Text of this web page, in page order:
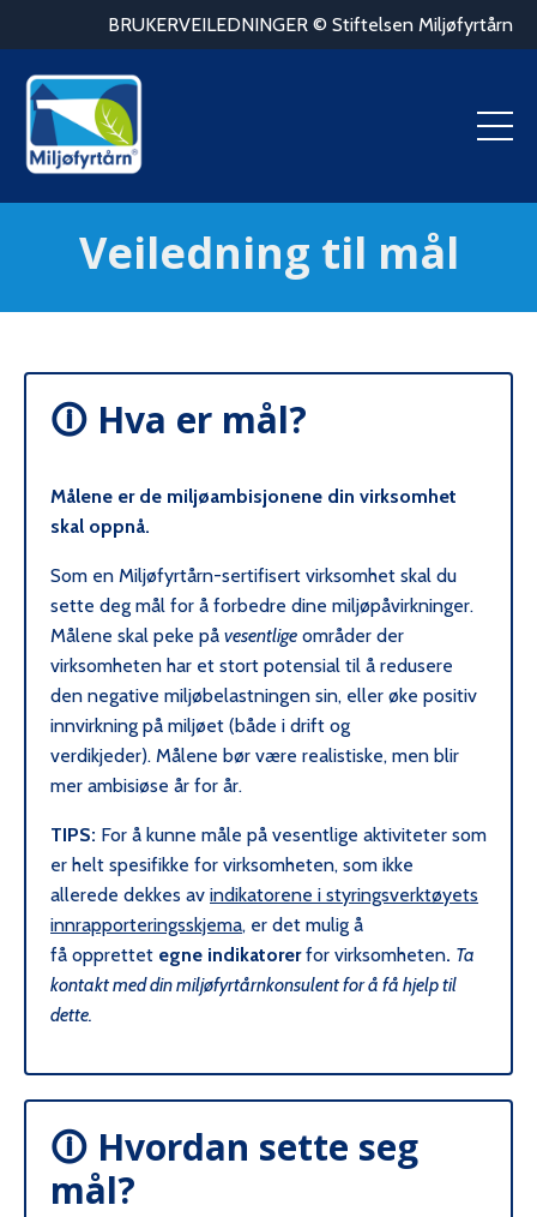
BRUKERVEILEDNINGER © Stiftelsen Miljøfyrtårn
Veiledning til mål
🛈 Hva er mål?
Målene er de miljøambisjonene din virksomhet
skal oppnå.
Som en Miljøfyrtårn-sertifisert virksomhet skal du
sette deg mål for å forbedre dine miljøpåvirkninger.
Målene skal peke på vesentlige områder der
virksomheten har et stort potensial til å redusere
den negative miljøbelastningen sin, eller øke positiv
innvirkning på miljøet (både i drift og
verdikjeder). Målene bør være realistiske, men blir
mer ambisiøse år for år.
TIPS: For å kunne måle på vesentlige aktiviteter som
er helt spesifikke for virksomheten, som ikke
allerede dekkes av indikatorene i styringsverktøyets
innrapporteringsskjema, er det mulig å
få opprettet egne indikatorerfor virksomheten. Ta
kontakt med din miljøfyrtårnkonsulent for å få hjelp til
dette.
🛈 Hvordan sette seg
mål?